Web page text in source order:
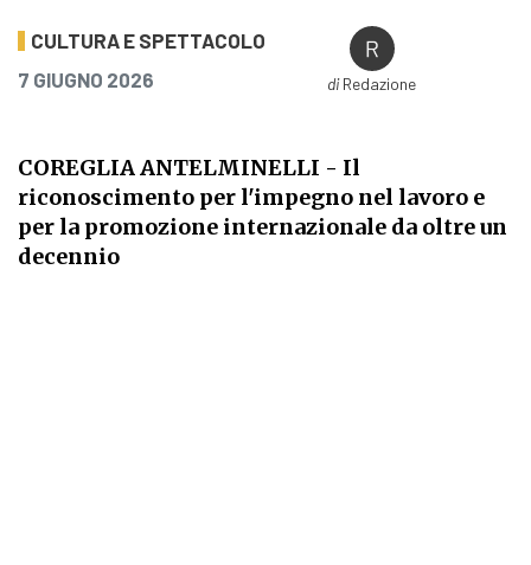
Premio Bellandi, consegnata la
CULTURA E SPETTACOLO
PUBBLICATO IL
7 GIUGNO 2026 diRedazione
COREGLIA ANTELMINELLI - Il
riconoscimento per l'impegno nel lavoro e
per la promozione internazionale da oltre un
decennio